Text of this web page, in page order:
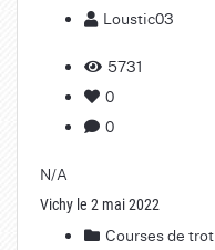
Loustic03
5731
0
0
N/A
Vichy le 2 mai 2022
Courses de trot